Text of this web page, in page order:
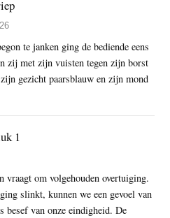
te janken ging de bediende eens
zij met zijn vuisten tegen zijn borst
gezicht paarsblauw en zijn mond
1
vraagt om volgehouden overtuiging.
slinkt, kunnen we een gevoel van
besef van onze eindigheid. De